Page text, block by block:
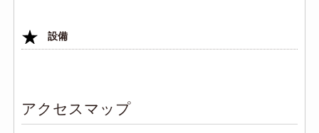
設備
アクセスマップ